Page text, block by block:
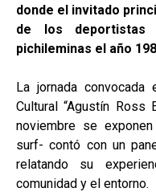
donde el invitado
de los deportistas
pichileminas el año
La jornada
Cultural “Agustín Ross
noviembre se
surf- contó con un
relatando su
comunidad y el entorno.